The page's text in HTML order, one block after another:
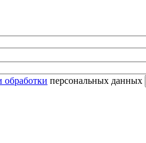
обработки персональных данных